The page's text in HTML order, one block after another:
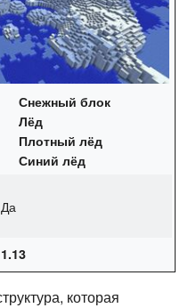
Снежный блок
Лёд
Плотный лёд
Синий лёд
Да
1.13
которая